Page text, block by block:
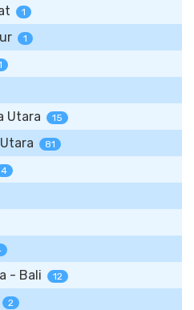
1
1
Utara 15
81
4
- Bali 12
2